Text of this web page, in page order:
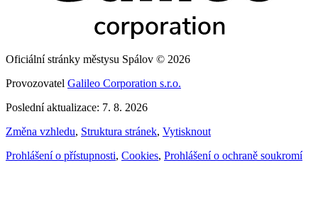
Oficiální stránky městysu Spálov © 2026
Provozovatel Galileo Corporation s.r.o.
Poslední aktualizace: 7. 8. 2026
Změna vzhledu, Struktura stránek, Vytisknout
Prohlášení o přístupnosti, Cookies, Prohlášení o ochraně soukromí